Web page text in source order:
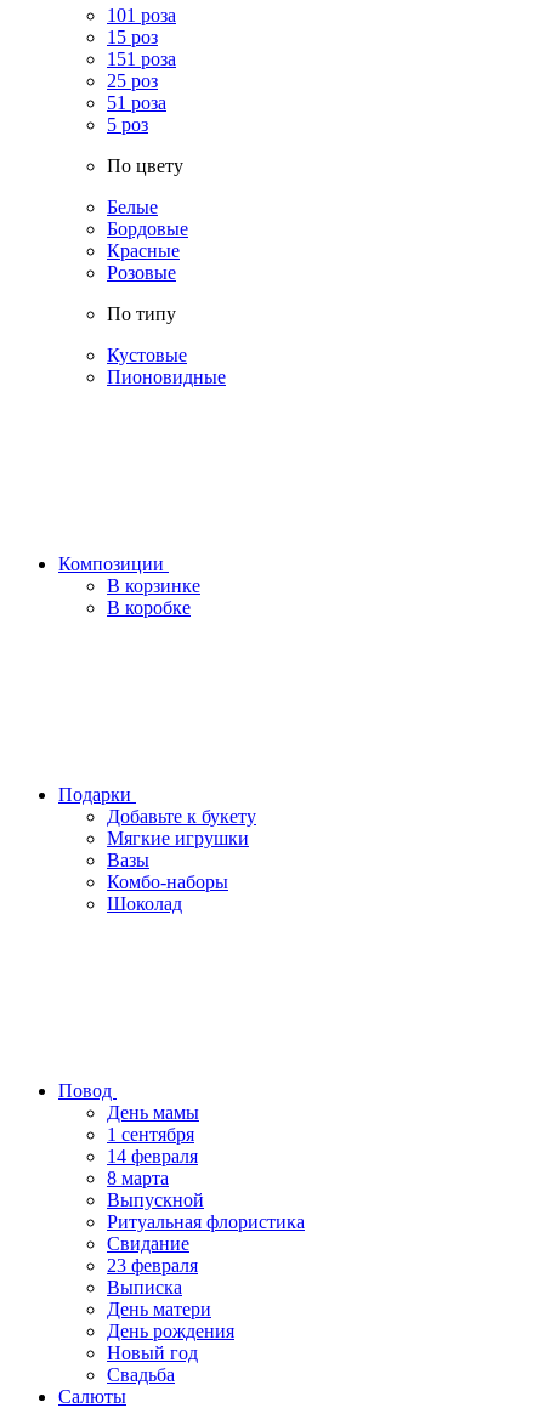
101 роза
15 роз
151 роза
25 роз
51 роза
5 роз
По цвету
Белые
Бордовые
Красные
Розовые
По типу
Кустовые
Пионовидные
Композиции
В корзинке
В коробке
Подарки
Добавьте к букету
Мягкие игрушки
Вазы
Комбо-наборы
Шоколад
Повод
День мамы
1 сентября
14 февраля
8 марта
Выпускной
Ритуальная флористика
Свидание
23 февраля
Выписка
День матери
День рождения
Новый год
Свадьба
Салюты